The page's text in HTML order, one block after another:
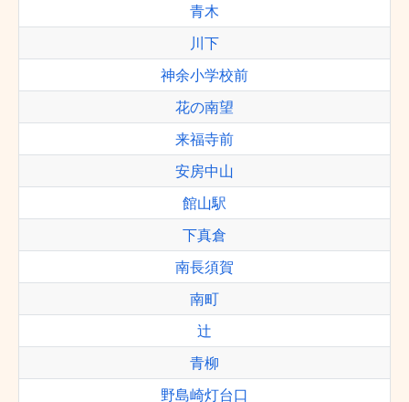
青木
川下
神余小学校前
花の南望
来福寺前
安房中山
館山駅
下真倉
南長須賀
南町
辻
青柳
野島崎灯台口